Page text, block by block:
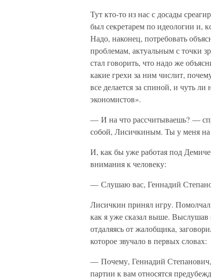
Тут кто-то из нас с досады
был секретарем по идеологии и,
Надо, наконец, потребовать
проблемам, актуальным с точки
стал говорить, что надо же
какие грехи за ним числит,
все делается за спиной, и чуть
экономистов».
— И на что рассчитываешь? —
собой, Лисичкиным. Ты у меня на
И, как бы уже работая под
внимания к человеку:
— Слушаю вас, Геннадий
Лисичкин принял игру.
как я уже сказал выше. Выслушав
отдаляясь от жалобщика,
которое звучало в первых словах:
— Почему, Геннадий Степанович,
партии к вам относятся